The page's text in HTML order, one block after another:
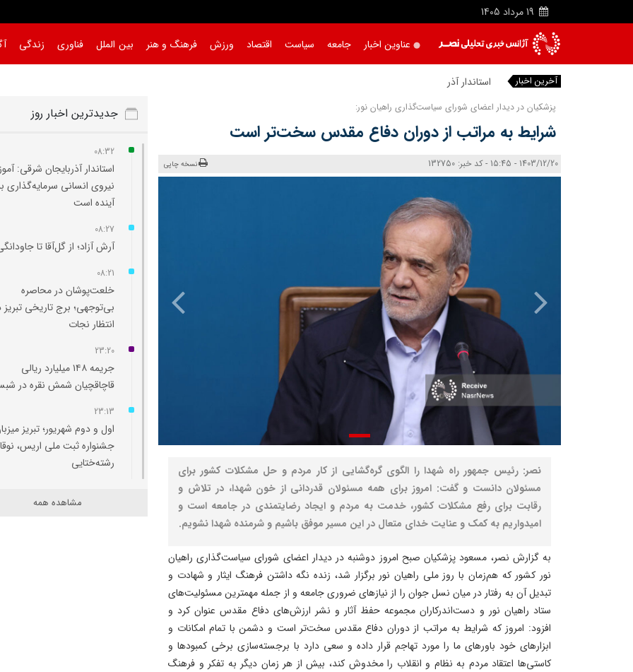
19 مرداد 1405
عناوین اخبار جامعه سیاست اقتصاد ورزش فرهنگ و هنر بین الملل فناوری زندگی
آخرین اخبار استاندار آذربایجان
پزشکیان در دیدار اعضای شورای سیاست‌گذاری راهیان نور:
شرایط به مراتب از دوران دفاع مقدس سخت‌تر است
1403/12/20 - 15:45 - کد خبر: 132750 نسخه چاپی
نصر: رئیس جمهور راه شهدا را الگوی گره‌گشایی از کار مردم و حل مشکلات کشور برای
مسئولان دانست و گفت: امروز برای همه مسئولان قدردانی از خون شهدا، در تلاش و
رقابت برای رفع مشکلات کشور، خدمت به مردم و ایجاد رضایتمندی در جامعه است و
امیدواریم به کمک و عنایت خدای متعال در این مسیر موفق باشیم و شرمنده شهدا نشویم.
به گزارش نصر، مسعود پزشکیان صبح امروز دوشنبه در دیدار اعضای شورای سیاست‌گذاری راهیان
نور کشور که هم‌زمان با روز ملی راهیان نور برگزار شد، زنده نگه داشتن فرهنگ ایثار و شهادت و
تبدیل آن به رفتار در میان نسل جوان را از نیازهای ضروری جامعه و از جمله مهمترین مسئولیت‌های
ستاد راهیان نور و دست‌اندرکاران مجموعه حفظ آثار و نشر ارزش‌های دفاع مقدس عنوان کرد و
افزود: امروز که شرایط به مراتب از دوران دفاع مقدس سخت‌تر است و دشمن با تمام امکانات و
ابزارهای خود باورهای ما را مورد تهاجم قرار داده و سعی دارد با برجسته‌سازی برخی کمبودها و
کاستی‌ها اعتقاد مردم به نظام و انقلاب را مخدوش کند، بیش از هر زمان دیگر به تفکر و فرهنگ
جدیدترین اخبار روز
08:32
استاندار آذربایجان شرقی:
نیروی انسانی سرمایه‌گذاری
آینده است
08:27
آرش آزاد؛ از گل‌آقا تا
08:21
خلعت‌پوشان در محاصره
بی‌توجهی؛ برج تاریخی تبریز
انتظار نجات
23:20
جریمه ۱۴۸ میلیارد ریالی
قاچاقچیان شمش نقره در
23:13
اول و دوم شهریور؛ تبریز
جشنواره ثبت ملی اریس،
رشته‌ختایی
۲ هزار واحد مسکونی برای
مشاهده همه